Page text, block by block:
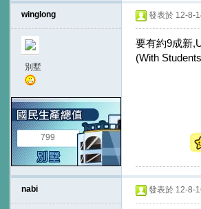
王國
winglong
別墅
799
發表於 12-8-
要有約9成新
(With
nabi 發表於 12-8-